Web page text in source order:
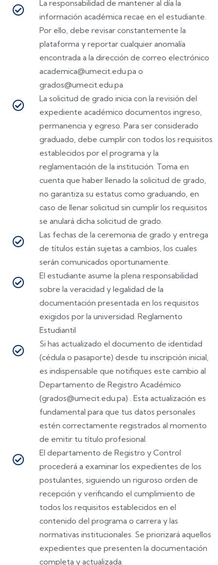
La responsabilidad de mantener al día la
información académica recae en el estudiante.
Por ello, debe revisar constantemente la
plataforma y reportar cualquier anomalía
encontrada a la dirección de correo electrónico
academica@umecit.edu.pa o
grados@umecit.edu.pa
La solicitud de grado inicia con la revisión del
expediente académico documentos ingreso,
permanencia y egreso. Para ser considerado
graduado, debe cumplir con todos los requisitos
establecidos por el programa y la
reglamentación de la institución. Toma en
cuenta que haber llenado la solicitud de grado,
no garantiza su estatus como graduando, en
caso de llenar solicitud sin cumplir los requisitos
se anulará dicha solicitud de grado.
Las fechas de la ceremonia de grado y entrega
de títulos están sujetas a cambios, los cuales
serán comunicados oportunamente.
El estudiante asume la plena responsabilidad
sobre la veracidad y legalidad de la
documentación presentada en los requisitos
exigidos por la universidad. Reglamento
Estudiantil
Si has actualizado el documento de identidad
(cédula o pasaporte) desde tu inscripción inicial,
es indispensable que notifiques este cambio al
Departamento de Registro Académico
(grados@umecit.edu.pa) . Esta actualización es
fundamental para que tus datos personales
estén correctamente registrados al momento
de emitir tu título profesional.
El departamento de Registro y Control
procederá a examinar los expedientes de los
postulantes, siguiendo un riguroso orden de
recepción y verificando el cumplimiento de
todos los requisitos establecidos en el
contenido del programa o carrera y las
normativas institucionales. Se priorizará aquellos
expedientes que presenten la documentación
completa y actualizada.